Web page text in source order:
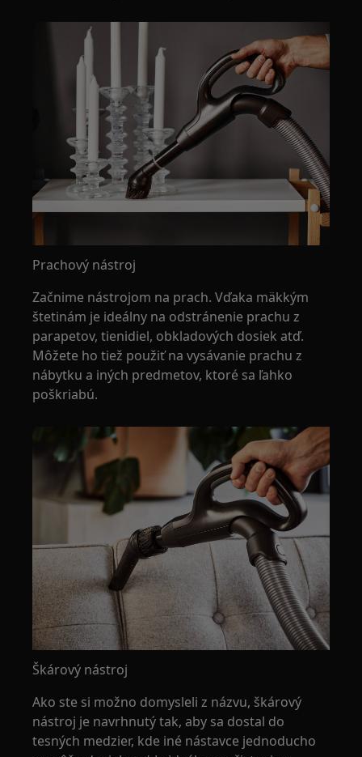
Prachový nástroj
Začnime nástrojom na prach. Vďaka mäkkým
štetinám je ideálny na odstránenie prachu z
parapetov, tienidiel, obkladových dosiek atď.
Môžete ho tiež použiť na vysávanie prachu z
nábytku a iných predmetov, ktoré sa ľahko
poškriabú.
Škárový nástroj
Ako ste si možno domysleli z názvu, škárový
nástroj je navrhnutý tak, aby sa dostal do
tesných medzier, kde iné nástavce jednoducho